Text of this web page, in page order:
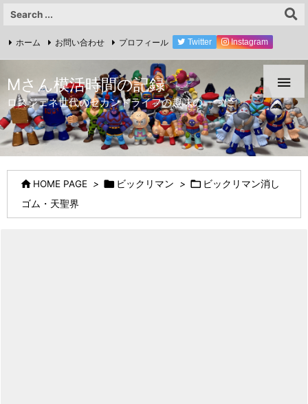

ホーム お問い合わせ プロフィール Twitter Instagram
Mさん模活時間の記録
ロスジェネ世代のセカンドライフの趣味の一つに
 HOME PAGE >  ビックリマン >  ビックリマン消し
ゴム・天聖界